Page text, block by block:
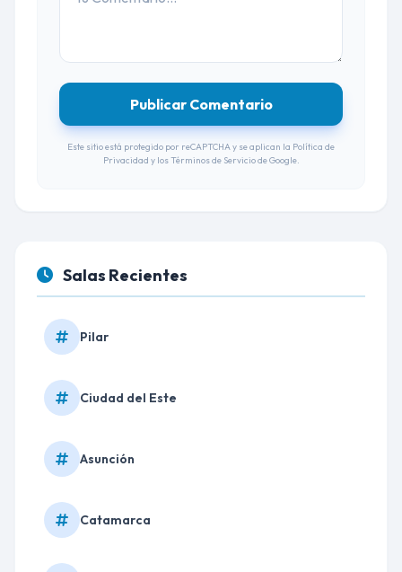
Salas Recientes
Pilar
Ciudad del Este
Asunción
Catamarca
Publicar Comentario
Este sitio está protegido por reCAPTCHA y se aplican la Política de
Privacidad y losTérminos de Serviciode Google.